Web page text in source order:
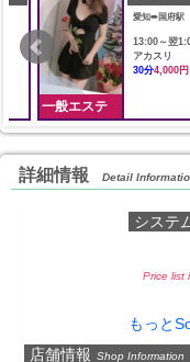
一般エステ
愛知➠国府駅
13:00～翌1:00
アカスリ
30分
4,000円
詳細情報 Detail
システ
Price list
もっと
店舗情報 Shop Information